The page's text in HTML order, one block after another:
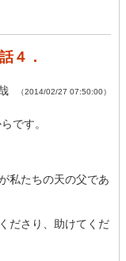
４．
（2014/02/27 07:50:00）
です。
私たちの天の父であ
ださり、助けてくだ